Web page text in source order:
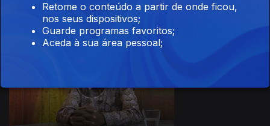
Retome o conteúdo a partir de onde ficou,
nos seus dispositivos;
Guarde programas favoritos;
Aceda à sua área pessoal;